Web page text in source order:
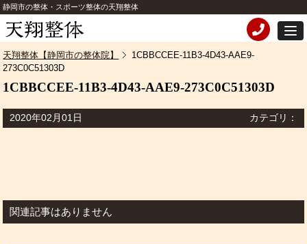
静岡市の整体・スポーツ整体の天翔整体
天翔整体【静岡市の整体院】
1CBBCCEE-11B3-4D43-AAE9-
273C0C51303D
1CBBCCEE-11B3-4D43-AAE9-273C0C51303D
2020年02月01日 カテゴリ：
関連記事はありません